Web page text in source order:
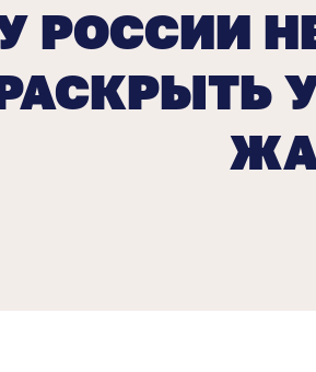
РОССИИ